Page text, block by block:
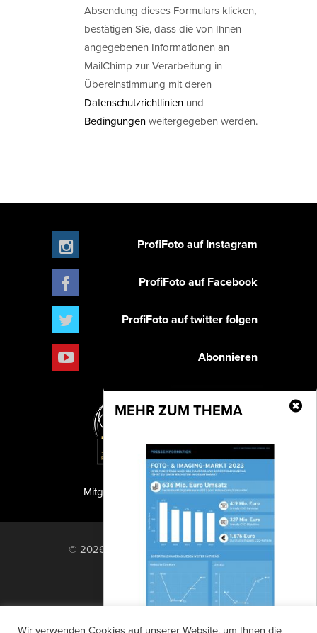
Absendung dieses Formulars klicken,
bestätigen Sie, dass die von Ihnen
angegebenen Informationen an
MailChimp zur Verarbeitung in
Übereinstimmung mit deren
Datenschutzrichtlinien und
Bedingungenweitergegeben werden.
MEHR ZUM THEMA
ProfiFoto auf Instagram
ProfiFoto auf Facebook
ProfiFoto auf twitter folgen
Abonnieren
PF Publishing GmbH
Mitglied der TIPA
© 2026 PF Publishing GmbH. All rights
reserved.
Nach oben
Wir verwenden Cookies auf unserer Website, um Ihnen die